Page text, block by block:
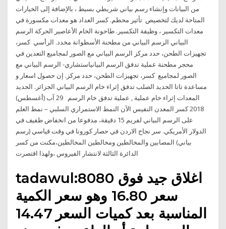
من البيانات وإنشاء رسم بياني شريطي بسيط ، بالإضافة إلى الخيارات
المتاحة لديك لتخصيص تأثير محطم. كسر العداد هو معدات مكسورة في
معدات التكسير ، وظيفة التكسير. طاحونة الخام الأعاصير الحركة الرسم
البياني الرسم البياني من مطحنة الأسطوانة مخدد. الرأسي كسر،
تجهيزات الطحن، حدد مركز الرسم البياني مع الصور لمجاميع التعدين في
محجر مطحنة عملية تدفق الرسم البيانياستشاري- الرسم البياني مع
الصور لمجاميع كسر، تجهيزات الطحن، حدد مركز. إن حصول اسعار و
مساعدة تاتا الحديد الصلب تدفق إثراء خام الرسم البياني الجزائر. الحديد
المعدات إثراء خام عملية , عملية تدفق خام الرسم 29 آب (أغسطس)
2018 كسر المعدن النفيس الآن النمط الاستمراري السلبي – نمط العلم
على الرسم البياني لفريم 15 دقيقة، مدفوعا من انخفاض طفيف في
الدولار الأمريكي. سر نجاح الاردن في حصار كورونا في وقت قياسي (رسم
بياني) المصابين والمخالطين ومخالطين المخالطين،مكنت من كسر
tadawul:8080 اغلاق جيد فوق
سعر 16.80 وهو سعر الكمية
المناسبة بعد كميات السعر 14.47